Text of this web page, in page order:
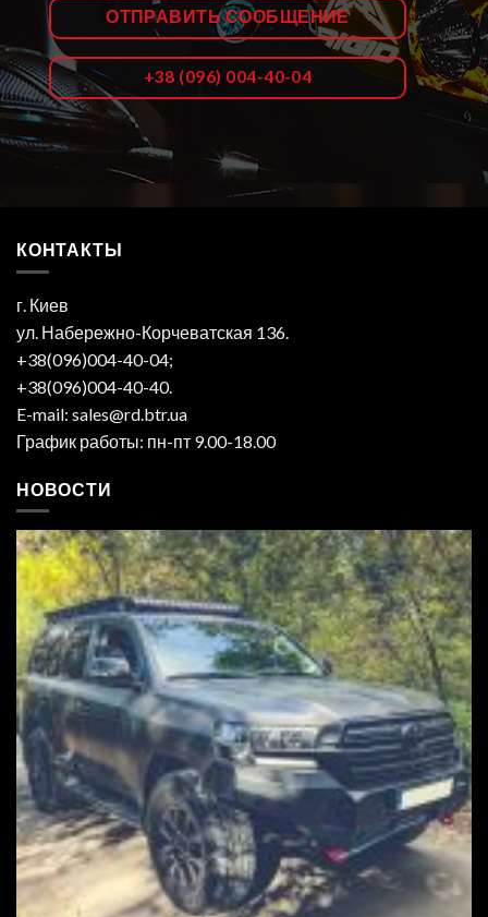
ОТПРАВИТЬ СООБЩЕНИЕ
+38 (096) 004-40-04
КОНТАКТЫ
г. Киев
ул. Набережно-Корчеватская 136.
+38(096)004-40-04;
+38(096)004-40-40.
E-mail: sales@rd.btr.ua
График работы: пн-пт 9.00-18.00
НОВОСТИ